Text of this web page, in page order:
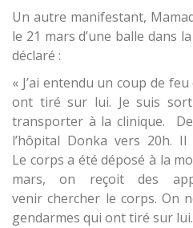
Un autre manifestant,
le 21 mars d’une balle dans
déclaré :
« J’ai entendu un coup de
ont tiré sur lui. Je suis
transporter à la clinique.
l’hôpital Donka vers 20h.
Le corps a été déposé à la
mars, on reçoit des
venir chercher le corps. On
gendarmes qui ont tiré sur